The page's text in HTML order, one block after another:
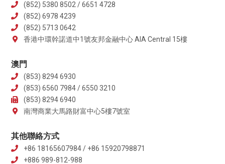
(852) 5380 8502 / 6651 4728
(852) 6978 4239
(852) 5713 0642
香港中環幹諾道中1號友邦金融中心 AIA Central 15樓
澳門
(853) 8294 6930
(853) 6560 7984 / 6550 3210
(853) 8294 6940
南灣商業大馬路財富中心5樓7號室
其他聯絡方式
+86 18165607984 / +86 15920798871
+886 989-812-988